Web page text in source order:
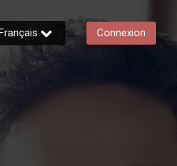
Connexion